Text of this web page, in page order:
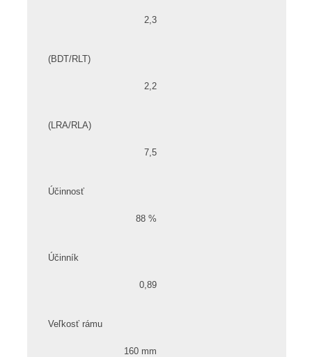
2,3
(BDT/RLT)
2,2
(LRA/RLA)
7,5
Účinnosť
88 %
Účinník
0,89
Veľkosť rámu
160 mm